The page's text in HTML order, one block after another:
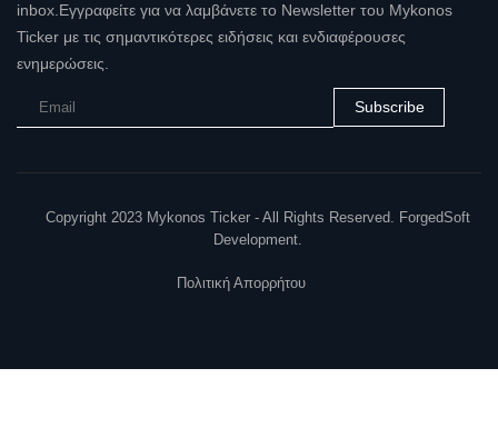
inbox.Εγγραφείτε για να λαμβάνετε το Newsletter του Mykonos
Ticker με τις σημαντικότερες ειδήσεις και ενδιαφέρουσες
ενημερώσεις.
Subscribe
Copyright 2023 Mykonos Ticker - All Rights Reserved. ForgedSoft
Development.
Πολιτική Απορρήτου